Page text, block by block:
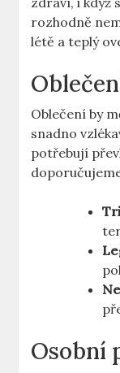
rozhodně
létě a teplý
Oblečení by
snadno
potřebují
Osobní